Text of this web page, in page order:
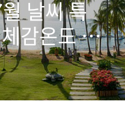
날씨 특
감온도 기